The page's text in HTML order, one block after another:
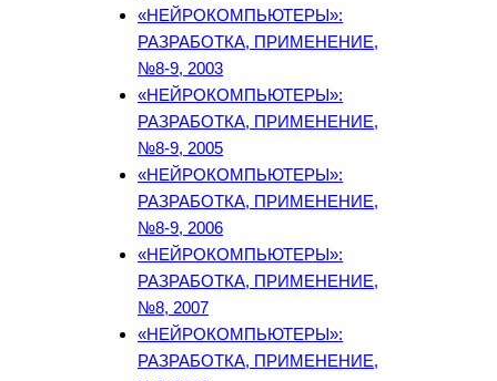
«НЕЙРОКОМПЬЮТЕРЫ»:
РАЗРАБОТКА, ПРИМЕНЕНИЕ,
№8-9, 2003
«НЕЙРОКОМПЬЮТЕРЫ»:
РАЗРАБОТКА, ПРИМЕНЕНИЕ,
№8-9, 2005
«НЕЙРОКОМПЬЮТЕРЫ»:
РАЗРАБОТКА, ПРИМЕНЕНИЕ,
№8-9, 2006
«НЕЙРОКОМПЬЮТЕРЫ»:
РАЗРАБОТКА, ПРИМЕНЕНИЕ,
№8, 2007
«НЕЙРОКОМПЬЮТЕРЫ»:
РАЗРАБОТКА, ПРИМЕНЕНИЕ,